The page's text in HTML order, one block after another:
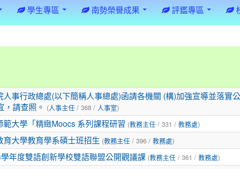
學生專區 南勢榮譽成果 評鑑專區
人事行政總處(以下簡稱人事總處)函請各機關 (構)加強宣導並落實
，請查照。
(人事主任 / 368 / 人事室)
範大學「精緻Moocs 系列課程研習 (教務主任 / 331 / 教務處)
育大學教育學系碩士班招生 (教務主任 / 396 / 教務處)
年度雙語創新學校雙語聯盟公開觀議課 (教務主任 / 361 / 教務處)